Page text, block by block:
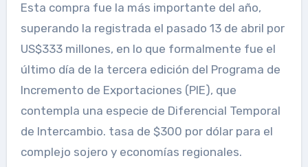
Esta compra fue la más importante del año,
superando la registrada el pasado 13 de abril por
US$333 millones, en lo que formalmente fue el
último día de la tercera edición del Programa de
Incremento de Exportaciones (PIE), que
contempla una especie de Diferencial Temporal
de Intercambio. tasa de $300 por dólar para el
complejo sojero y economías regionales.